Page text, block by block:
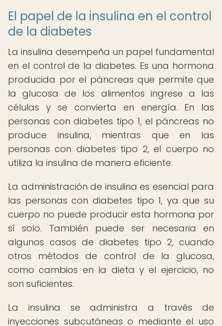
El papel de la insulina en el control
de la diabetes
La insulina desempeña un papel fundamental
en el control de la diabetes. Es una hormona
producida por el páncreas que permite que
la glucosa de los alimentos ingrese a las
células y se convierta en energía. En las
personas con diabetes tipo 1, el páncreas no
produce insulina, mientras que en las
personas con diabetes tipo 2, el cuerpo no
utiliza la insulina de manera eficiente.
La administración de insulina es esencial para
las personas con diabetes tipo 1, ya que su
cuerpo no puede producir esta hormona por
sí solo. También puede ser necesaria en
algunos casos de diabetes tipo 2, cuando
otros métodos de control de la glucosa,
como cambios en la dieta y el ejercicio, no
son suficientes.
La insulina se administra a través de
inyecciones subcutáneas o mediante el uso